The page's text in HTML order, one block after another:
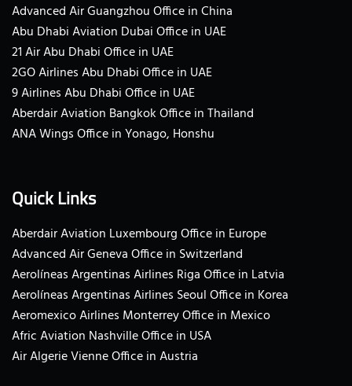
Advanced Air Guangzhou Office in China
Abu Dhabi Aviation Dubai Office in UAE
21 Air Abu Dhabi Office in UAE
2GO Airlines Abu Dhabi Office in UAE
9 Airlines Abu Dhabi Office in UAE
Aberdair Aviation Bangkok Office in Thailand
ANA Wings Office in Yonago, Honshu
Quick Links
Aberdair Aviation Luxembourg Office in Europe
Advanced Air Geneva Office in Switzerland
Aerolíneas Argentinas Airlines Riga Office in Latvia
Aerolíneas Argentinas Airlines Seoul Office in Korea
Aeromexico Airlines Monterrey Office in Mexico
Afric Aviation Nashville Office in USA
Air Algerie Vienne Office in Austria